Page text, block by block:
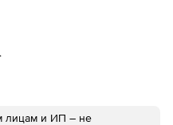
лицам и ИП – не